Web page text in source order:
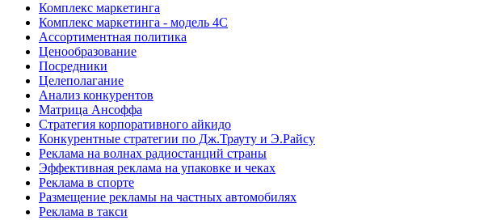
Комплекс маркетинга
Комплекс маркетинга - модель 4С
Ассортиментная политика
Ценообразование
Посредники
Целеполагание
Анализ конкурентов
Матрица Ансоффа
Стратегия корпоративного айкидо
Конкурентные стратегии по Дж.Трауту и Э.Райсу
Реклама на волнах радиостанций страны
Эффективная реклама на упаковке и чеках
Реклама в спорте
Размещение рекламы на частных автомобилях
Реклама в такси